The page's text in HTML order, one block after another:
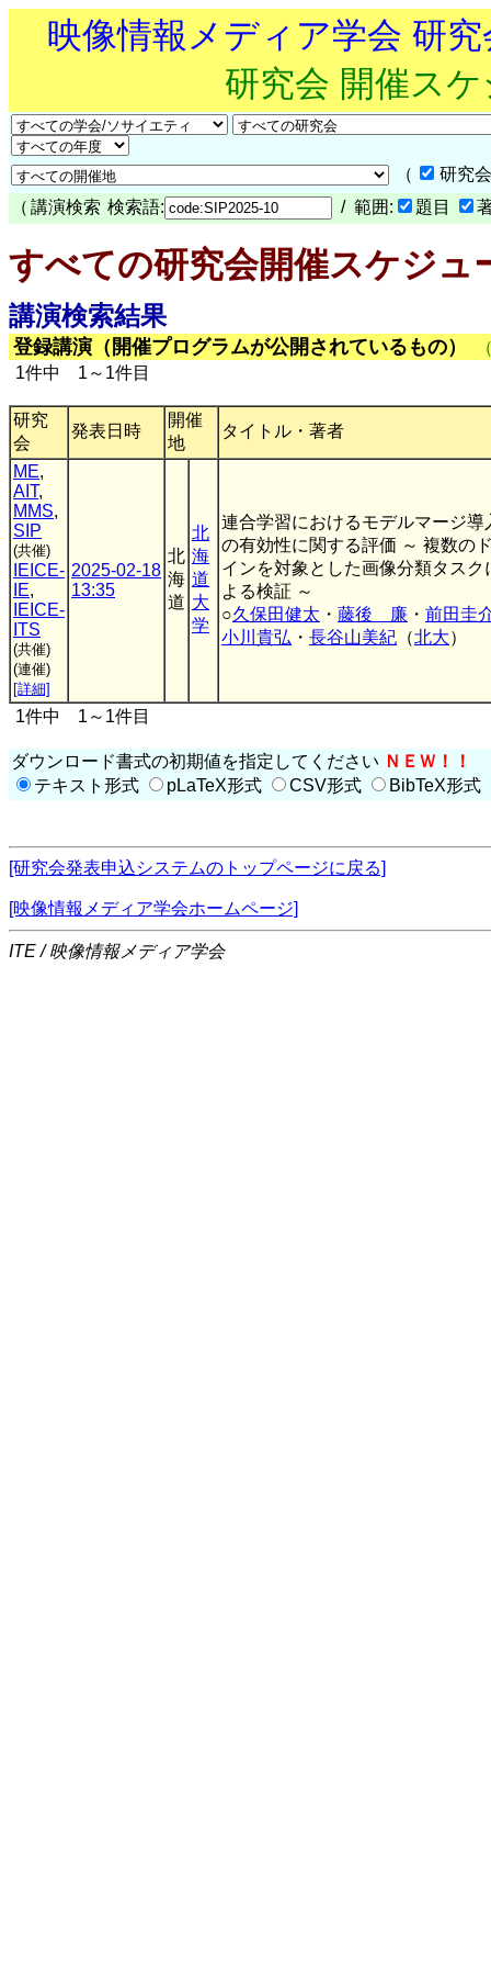
映像情報メディア学会 研
研究会 開催ス
（
研究
（ 講演検索 検索語: / 範囲: 題目
すべての研究会開催スケジュ
講演検索結果
登録講演（開催プログラムが公開されているもの）
1件中 1～1件目
研究
会
発表日時
開催
地
タイトル・著者
ME,
AIT,
MMS,
SIP
(共催)
IEICE-
IE,
IEICE-
ITS
(共催)
(連催)
[詳細]
2025-02-18
13:35
北
海
道
北
海
道
大
学
連合学習におけるモデルマージ導
の有効性に関する評価 ～ 複数の
インを対象とした画像分類タスク
よる検証 ～
○久保田健太 ・ 藤後 廉 ・ 前田圭
小川貴弘 ・ 長谷山美紀 （北大）
1件中 1～1件目
ダウンロード書式の初期値を指定してください ＮＥＷ！！
テキスト形式
pLaTeX形式 CSV形式 BibTeX形式
[研究会発表申込システムのトップページに戻る]
[映像情報メディア学会ホームページ]
ITE / 映像情報メディア学会